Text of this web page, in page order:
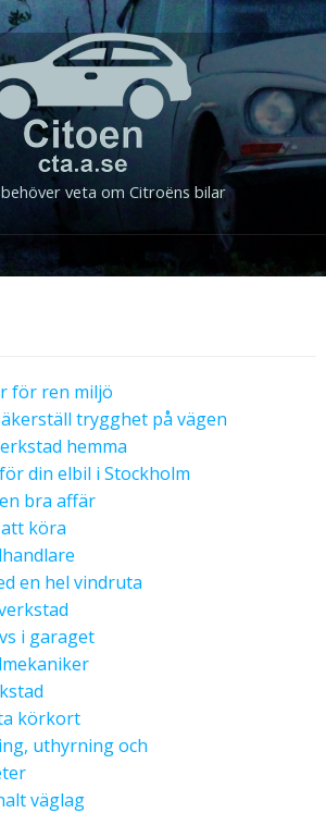
veta om Citroëns bilar
för ren miljö
trygghet på vägen
hemma
din elbil i Stockholm
bra affär
köra
en hel vindruta
i garaget
körkort
uthyrning och
väglag